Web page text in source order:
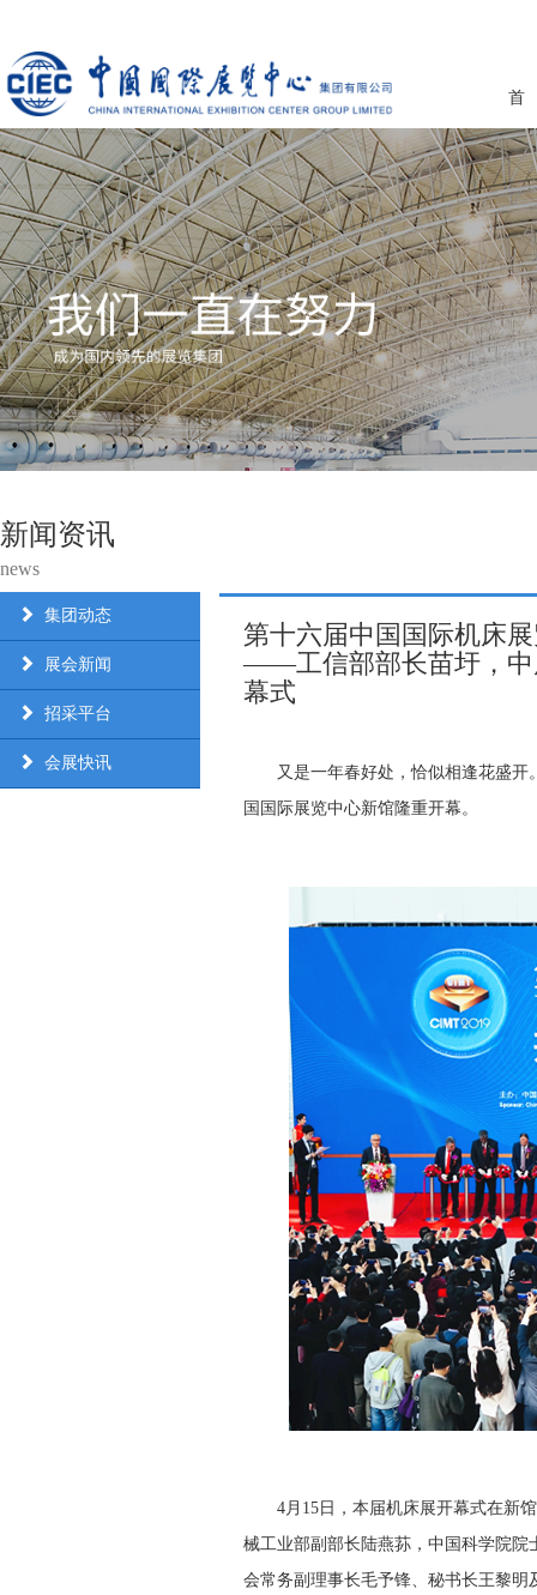
首
新闻资讯
news
集团动态
展会新闻
招采平台
会展快讯
第十六届中国国际机床
——工信部部长苗圩，中
幕式
又是一年春好处，恰似相逢花盛开。
国国际展览中心新馆隆重开幕。
4月15日，本届机床展开幕式在新馆
械工业部副部长陆燕荪，中国科学院
会常务副理事长毛予锋、秘书长王黎